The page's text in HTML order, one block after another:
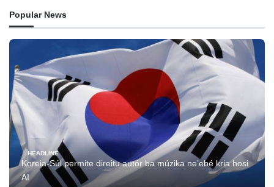
Popular News
HEADLINE
Koreia-Súl permite direitu autór ba múzika ne’ebé kria hosi
AI